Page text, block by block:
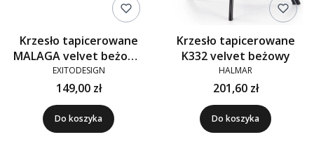
Krzesło tapicerowane
MALAGA velvet beżowe
G-104
EXITODESIGN
149,00 zł
Do koszyka
Krzesło tapicerowane
K332 velvet beżowy
HALMAR
201,60 zł
Do koszyka